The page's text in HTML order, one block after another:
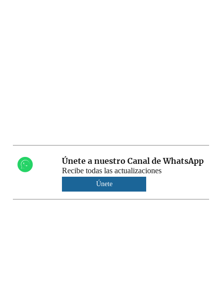
Únete a nuestro Canal de WhatsApp
Recibe todas las actualizaciones
Únete